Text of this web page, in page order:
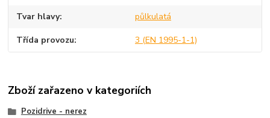
Tvar hlavy půlkulatá
Třída provozu 3 (EN 1995-1-1)
Zboží zařazeno v kategoriích
Pozidrive - nerez